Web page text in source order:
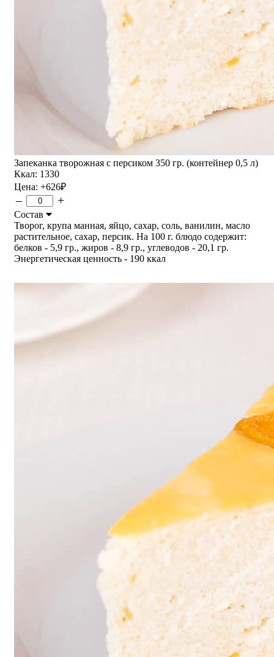
Запеканка творожная с персиком 350 гр. (контейнер 0,5 л)
Ккал: 1330
Цена: +626₽
– +
Состав
Творог, крупа манная, яйцо, сахар, соль, ванилин, масло
растительное, сахар, персик. На 100 г. блюдо содержит:
белков - 5,9 гр., жиров - 8,9 гр., углеводов - 20,1 гр.
Энергетическая ценность - 190 ккал